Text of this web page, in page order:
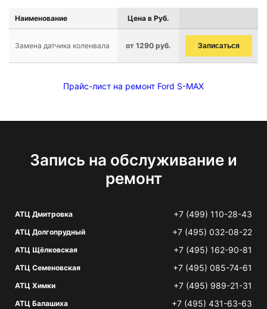
Наименование Цена в Руб.
Замена датчика коленвала от 1290 руб. Записаться
Прайс-лист на ремонт Ford S-MAX
Запись на обслуживание и
ремонт
АТЦ Дмитровка +7 (499) 110-28-43
АТЦ Долгопрудный +7 (495) 032-08-22
АТЦ Щёлковская +7 (495) 162-90-81
АТЦ Семеновская +7 (495) 085-74-61
АТЦ Химки +7 (495) 989-21-31
АТЦ Балашиха +7 (495) 431-63-63